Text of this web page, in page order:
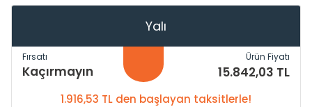
Yalı
Fırsatı
Kaçırmayın
Ürün Fiyatı
15.842,03 TL
1.916,53 TL den başlayan taksitlerle!